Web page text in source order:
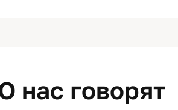
нас говорят